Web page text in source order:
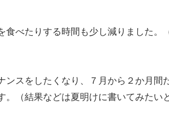
べたりする時間も少し減りました。
ンスをしたくなり、７月から２か月間
（結果などは夏明けに書いてみたい